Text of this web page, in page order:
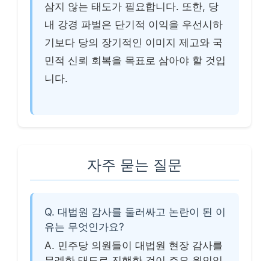
삼지 않는 태도가 필요합니다. 또한, 당
내 강경 파벌은 단기적 이익을 우선시하
기보다 당의 장기적인 이미지 제고와 국
민적 신뢰 회복을 목표로 삼아야 할 것입
니다.
자주 묻는 질문
Q. 대법원 감사를 둘러싸고 논란이 된 이
유는 무엇인가요?
A. 민주당 의원들이 대법원 현장 감사를